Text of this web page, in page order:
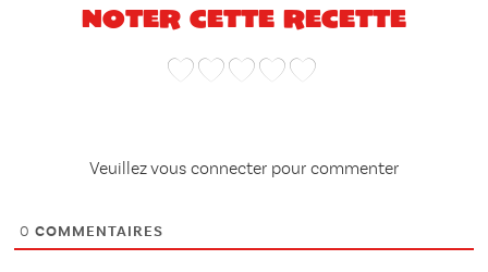
Noter cette recette
Veuillez vous connecter pour commenter
0 COMMENTAIRES